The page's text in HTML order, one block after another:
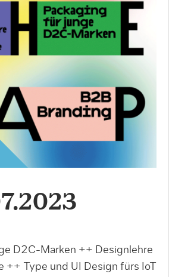
D2C-Marken ++ Designlehre
++ Type und UI Design fürs IoT